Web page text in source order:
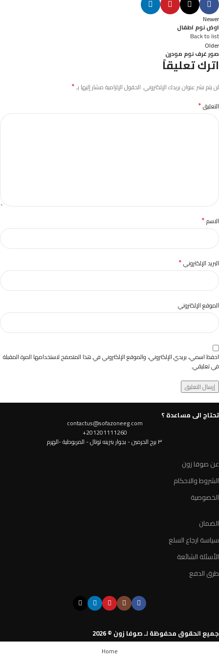
Newer
اوض نوم اطفال
Back to list
Older
صور غرف نوم مودرن
اترك تعليقاً
لن يتم نشر عنوان بريدك الإلكتروني. الحقول الإلزامية مشار إليها بـ*
التعليق*
الاسم*
البريد الإلكتروني*
الموقع الإلكتروني
احفظ اسمي، بريدي الإلكتروني، والموقع الإلكتروني في هذا المتصفح لاستخدامها المرة المقبلة
في تعليقي.
تحتاج الى مساعدة ؟
contactus@sofazoneeg.com
201201111260+
٣ برج الحرمين - بجوار بنزينه توتال - المريوطية -الهرم
عن صوفا زون
الشروط والاحكام
الخصوصية
الضمان
سياسة ارجاع السلع
الأسئلة الشائعة
طرق الدفع
جميع الحقوق محفوظة لـ صوفا زون © 2026
Home